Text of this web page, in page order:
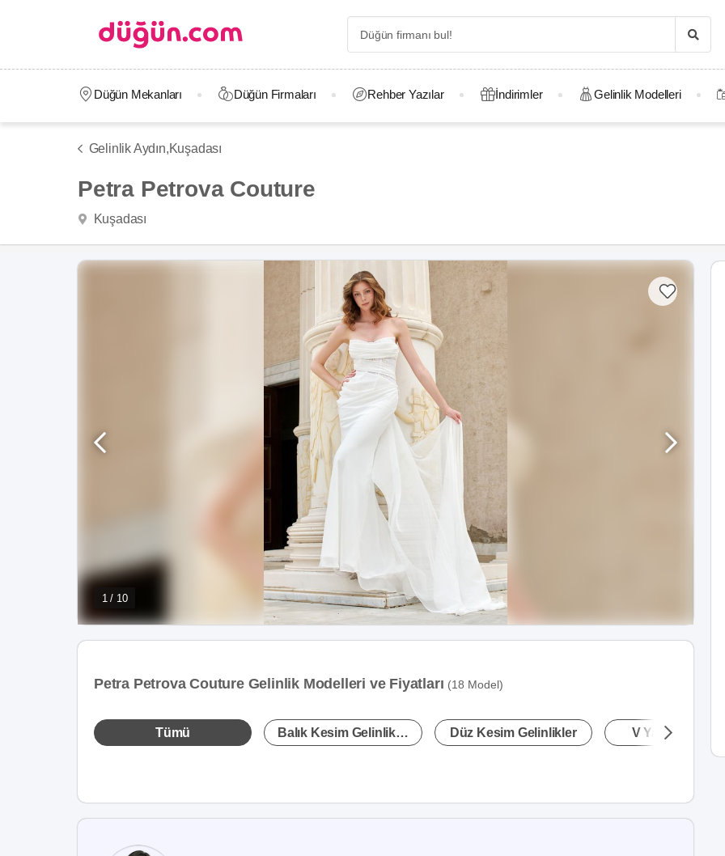
Düğün Mekanları Düğün Firmaları Rehber Yazılar İndirimler Gelinlik Modelleri
Gelinlik Aydın,Kuşadası
Petra Petrova Couture
Kuşadası
1 / 10
Petra Petrova Couture Gelinlik Modelleri ve Fiyatları (18 Model)
Tümü Balık Kesim Gelinlikler Düz Kesim Gelinlikler V Yaka